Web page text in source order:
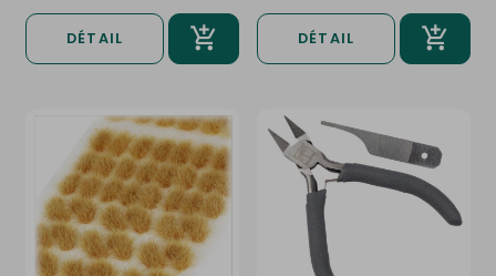
DÉTAIL DÉTAIL